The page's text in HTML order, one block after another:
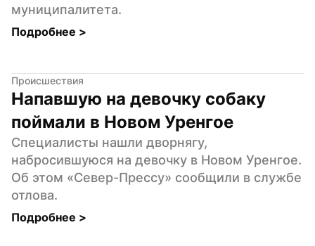
муниципалитета.
Подробнее >
Происшествия
Напавшую на девочку собаку
поймали в Новом Уренгое
Специалисты нашли дворнягу,
набросившуюся на девочку в Новом Уренгое.
Об этом «Север-Прессу» сообщили в службе
отлова.
Подробнее >